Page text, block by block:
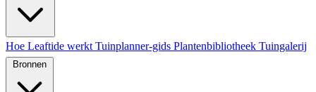
Hoe Leaftide werkt Tuinplanner-gids Plantenbibliotheek Tuingalerij
Bronnen